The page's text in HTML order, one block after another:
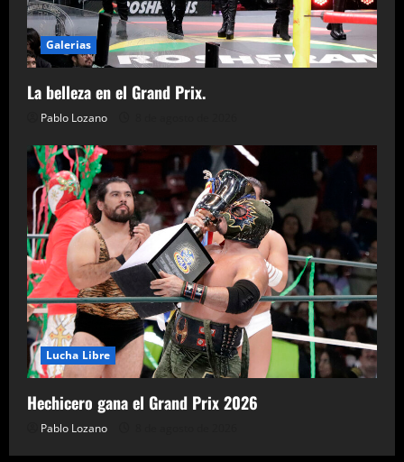
Galerias
La belleza en el Grand Prix.
Pablo Lozano
Lucha Libre
Hechicero gana el Grand Prix 2026
Pablo Lozano